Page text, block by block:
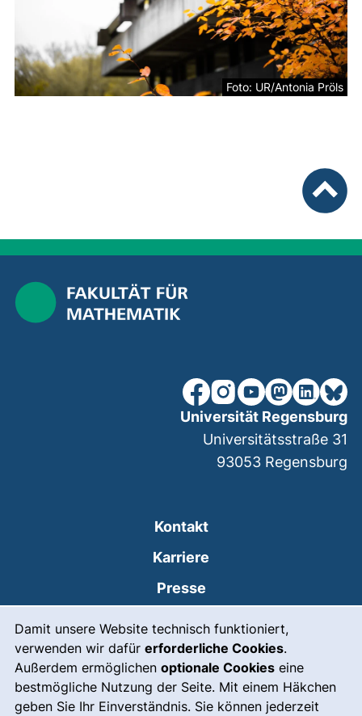
Damit unsere Website technisch funktioniert,
verwenden wir dafür erforderliche Cookies.
Außerdem ermöglichen optionale Cookies eine
bestmögliche Nutzung der Seite. Mit einem Häkchen
geben Sie Ihr Einverständnis. Sie können jederzeit
Foto: UR/Antonia Pröls
nach
unsere Facebook-Seite
unsere Instagram-
unsere YouTube-
unsereunsere
Kontakt
Karriere
Presse
Leichte Sprache
Gebärdensprache
Notfall(externer Link, öffnet
Universität Regensburg
Universitätsstraße 31
93053 Regensburg